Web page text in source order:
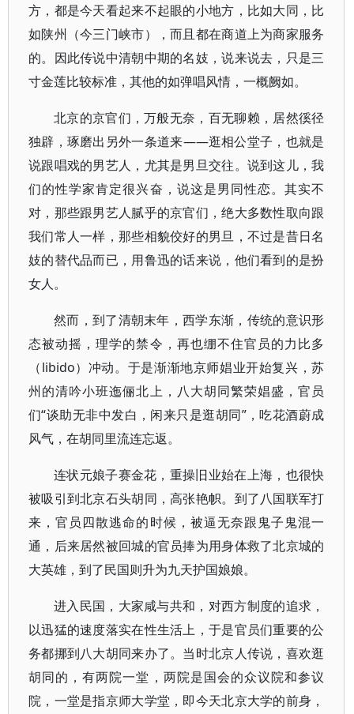
方，都是今天看起来不起眼的小地方，比如大同，比
如陕州（今三门峡市），而且都在商道上为商家服务
的。因此传说中清朝中期的名妓，说来说去，只是三
寸金莲比较标准，其他的如弹唱风情，一概阙如。
北京的京官们，万般无奈，百无聊赖，居然徯径
独辟，琢磨出另外一条道来——逛相公堂子，也就是
说跟唱戏的男艺人，尤其是男旦交往。说到这儿，我
们的性学家肯定很兴奋，说这是男同性恋。其实不
对，那些跟男艺人腻乎的京官们，绝大多数性取向跟
我们常人一样，那些相貌佼好的男旦，不过是昔日名
妓的替代品而已，用鲁迅的话来说，他们看到的是扮
女人。
然而，到了清朝末年，西学东渐，传统的意识形
态被动摇，理学的禁令，再也绷不住官员的力比多
（libido）冲动。于是渐渐地京师娼业开始复兴，苏
州的清吟小班迤俪北上，八大胡同繁荣娼盛，官员
们“谈助无非中发白，闲来只是逛胡同”，吃花酒蔚成
风气，在胡同里流连忘返。
连状元娘子赛金花，重操旧业始在上海，也很快
被吸引到北京石头胡同，高张艳帜。到了八国联军打
来，官员四散逃命的时候，被逼无奈跟鬼子鬼混一
通，后来居然被回城的官员捧为用身体救了北京城的
大英雄，到了民国则升为九天护国娘娘。
进入民国，大家咸与共和，对西方制度的追求，
以迅猛的速度落实在性生活上，于是官员们重要的公
务都挪到八大胡同来办了。当时北京人传说，喜欢逛
胡同的，有两院一堂，两院是国会的众议院和参议
院，一堂是指京师大学堂，即今天北京大学的前身，